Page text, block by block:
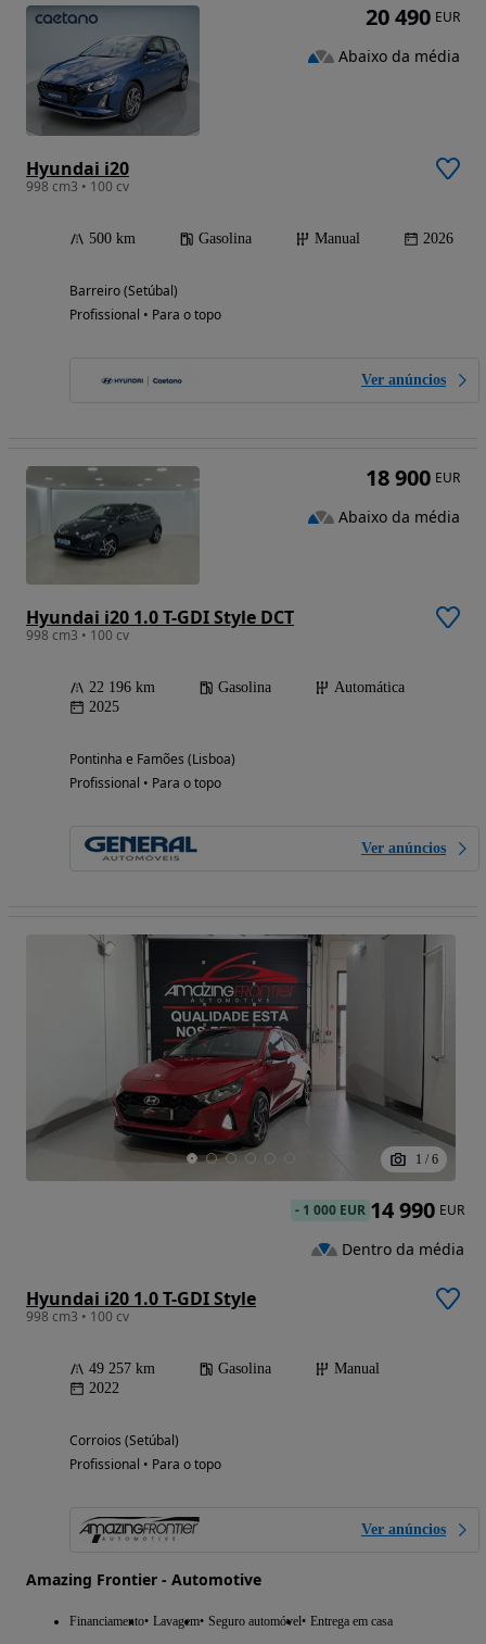
Hyundai i20
998 cm3 • 100 cv
500 km Gasolina Manual 2026
Barreiro (Setúbal)
Profissional • Para o topo
Ver anúncios
20 490 EUR
Abaixo da média
Hyundai i20 1.0 T-GDI Style DCT
998 cm3 • 100 cv
22 196 km Gasolina
Automática
2025
Pontinha e Famões (Lisboa)
Profissional • Para o topo
Ver anúncios
18 900 EUR
Abaixo da média
1 / 6
Hyundai i20 1.0 T-GDI Style
998 cm3 • 100 cv
49 257 km Gasolina
Manual
2022
Corroios (Setúbal)
Profissional • Para o topo
Ver anúncios
Amazing Frontier - Automotive
Financiamento Lavagem Seguro automóvel Entrega em casa
- 1 000 EUR 14 990 EUR
Dentro da média